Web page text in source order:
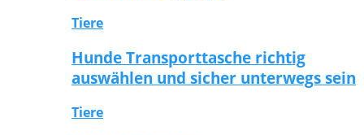
Tiere
Hunde Transporttasche richtig
auswählen und sicher unterwegs sein
Tiere